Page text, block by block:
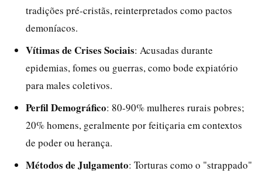
tradições pré-cristãs, reinterpretados como pactos
demoníacos.
Vítimas de Crises Sociais: Acusadas durante
epidemias, fomes ou guerras, como bode expiatório
para males coletivos.
Perfil Demográfico: 80-90% mulheres rurais pobres;
20% homens, geralmente por feitiçaria em contextos
de poder ou herança.
Métodos de Julgamento: Torturas como o "strappado"